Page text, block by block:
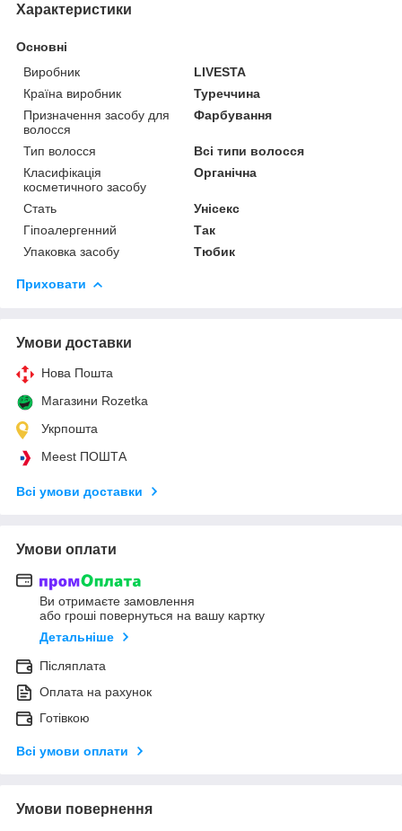
Характеристики
Основні
Виробник
LIVESTA
Країна виробник
Туреччина
Призначення засобу для
волосся
Фарбування
Тип волосся
Всі типи волосся
Класифікація
косметичного засобу
Органічна
Стать
Унісекс
Гіпоалергенний
Так
Упаковка засобу
Тюбик
Приховати
Умови доставки
Нова Пошта
Магазини Rozetka
Укрпошта
Meest ПОШТА
Всі умови доставки
Умови оплати
Ви отримаєте замовлення
або гроші повернуться на вашу картку
Детальніше
Післяплата
Оплата на рахунок
Готівкою
Всі умови оплати
Умови повернення